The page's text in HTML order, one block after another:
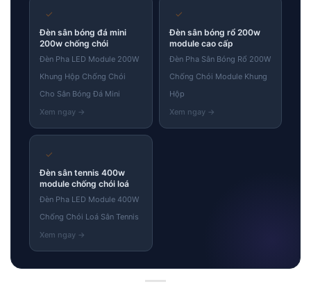
✓
Đèn sân bóng đá mini
200w chống chói
Đèn Pha LED Module 200W
Khung Hộp Chống Chói
Cho Sân Bóng Đá Mini
✓
Đèn sân bóng rổ 200w
module cao cấp
Đèn Pha Sân Bóng Rổ 200W
Chống Chói Module Khung
Hộp
✓
Đèn sân tennis 400w
module chống chói loá
Đèn Pha LED Module 400W
Chống Chói Loá Sân Tennis